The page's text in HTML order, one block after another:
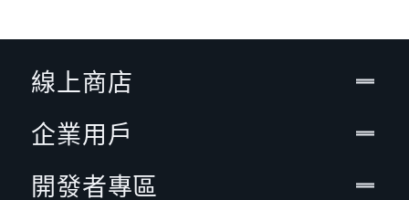
線上商店
企業用戶
開發者專區